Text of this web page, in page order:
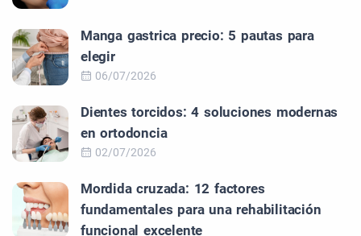
Manga gastrica precio: 5 pautas para
elegir
06/07/2026
Dientes torcidos: 4 soluciones modernas
en ortodoncia
02/07/2026
Mordida cruzada: 12 factores
fundamentales para una rehabilitación
funcional excelente